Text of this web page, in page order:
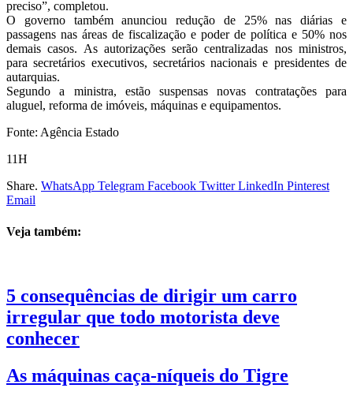
preciso”, completou.
O governo também anunciou redução de 25% nas diárias e
passagens nas áreas de fiscalização e poder de política e 50% nos
demais casos. As autorizações serão centralizadas nos ministros,
para secretários executivos, secretários nacionais e presidentes de
autarquias.
Segundo a ministra, estão suspensas novas contratações para
aluguel, reforma de imóveis, máquinas e equipamentos.
Fonte: Agência Estado
11H
Share. WhatsApp Telegram Facebook Twitter LinkedIn Pinterest
Email
Veja também:
5 consequências de dirigir um carro
irregular que todo motorista deve
conhecer
As máquinas caça-níqueis do Tigre